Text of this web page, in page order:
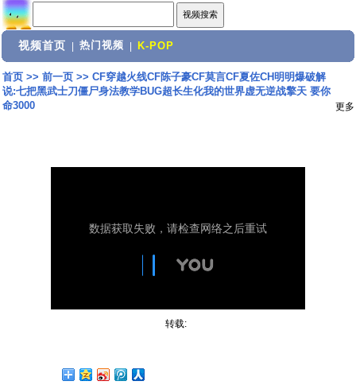
视频首页 热门视频 K-POP
首页>> 前一页>> CF穿越火线CF陈子豪CF莫言CF夏佐CH明明爆破解
说:七把黑武士刀僵尸身法教学BUG超长生化我的世界虚无逆战擎天 要你
命3000
更多
转载: